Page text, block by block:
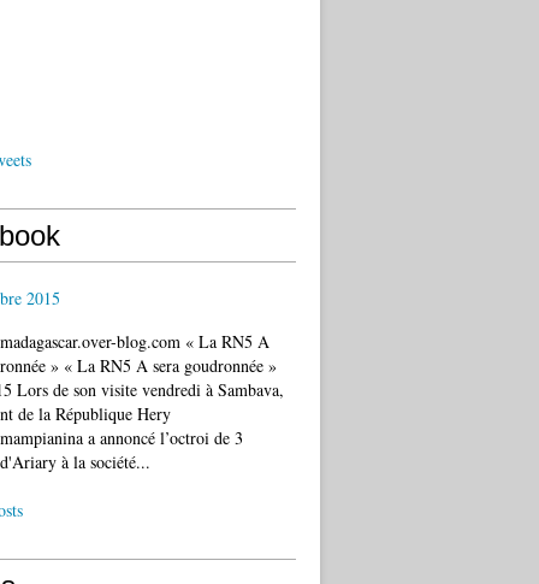
2015
blog.com « La RN5 A
» « La RN5 A sera goudronnée »
Lors de son visite vendredi à Sambava,
de la République Hery
a annoncé l’octroi de 3
à la société...